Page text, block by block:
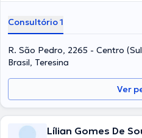
Consultório 1
R. São Pedro, 2265 - Centro
Brasil, Teresina
Ver
Lílian Gomes De